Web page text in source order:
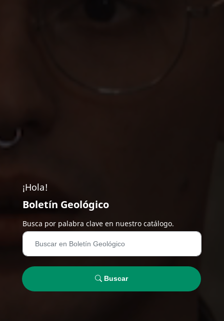
¡Hola!
Boletín Geológico
Busca por palabra clave en nuestro catálogo.
Buscar